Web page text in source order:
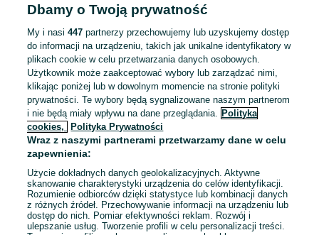
Kratka Parkingowa
Chodnikowa podjazdowa
ogrodowa ekokrata Geokrata
4,70 zł
Ozorków
Odświeżono dnia 05 sierpnia 2026
Substrat torfowy Litewski
Łotewski odkwaszony z
Ozorków
Odświeżono dnia 05 sierpnia 2026
Dbamy o Twoją prywatność
My i nasi447 partnerzy przechowujemy lub uzyskujemy dostęp
do informacji na urządzeniu, takich jak unikalne identyfikatory w
plikach cookie w celu przetwarzania danych osobowych.
Użytkownik może zaakceptować wybory lub zarządzać nimi,
klikając poniżej lub w dowolnym momencie na stronie polityki
prywatności. Te wybory będą sygnalizowane naszym partnerom
i nie będą miały wpływu na dane przeglądania. Polityka
cookies,
Polityka Prywatności
Wraz z naszymi partnerami przetwarzamy dane w celu
zapewnienia:
Użycie dokładnych danych geolokalizacyjnych. Aktywne
skanowanie charakterystyki urządzenia do celów identyfikacji.
Rozumienie odbiorców dzięki statystyce lub kombinacji danych
z różnych źródeł. Przechowywanie informacji na urządzeniu lub
dostęp do nich. Pomiar efektywności reklam. Rozwój i
ulepszanie usług. Tworzenie profili w celu personalizacji treści.